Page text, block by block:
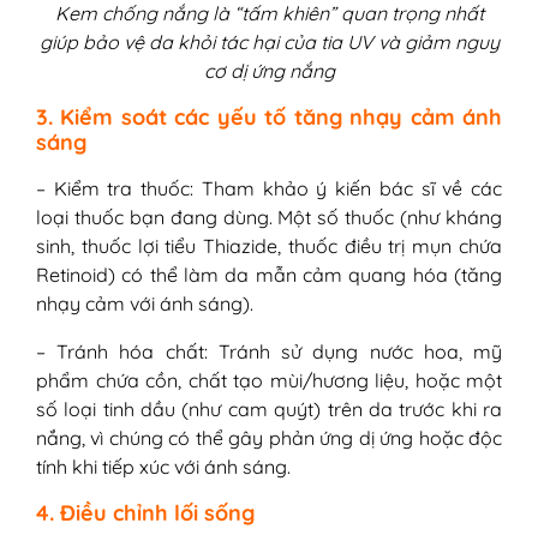
Kem chống nắng là “tấm khiên” quan trọng nhất
giúp bảo vệ da khỏi tác hại của tia UV và giảm nguy
cơ dị ứng nắng
3. Kiểm soát các yếu tố tăng nhạy cảm ánh
sáng
– Kiểm tra thuốc: Tham khảo ý kiến bác sĩ về các
loại thuốc bạn đang dùng. Một số thuốc (như kháng
sinh, thuốc lợi tiểu Thiazide, thuốc điều trị mụn chứa
Retinoid) có thể làm da mẫn cảm quang hóa (tăng
nhạy cảm với ánh sáng).
– Tránh hóa chất: Tránh sử dụng nước hoa, mỹ
phẩm chứa cồn, chất tạo mùi/hương liệu, hoặc một
số loại tinh dầu (như cam quýt) trên da trước khi ra
nắng, vì chúng có thể gây phản ứng dị ứng hoặc độc
tính khi tiếp xúc với ánh sáng.
4. Điều chỉnh lối sống